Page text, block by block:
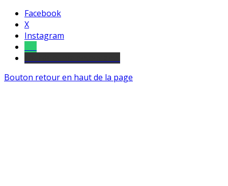
Facebook
X
Instagram
Bouton retour en haut de la page